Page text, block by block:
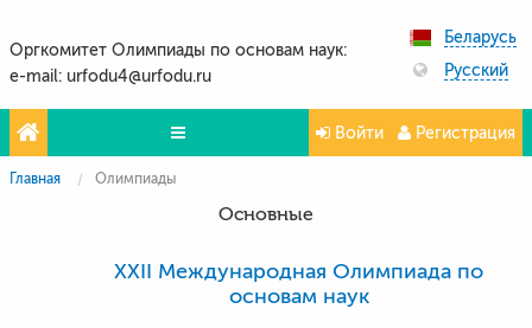
Оргкомитет Олимпиады по основам наук:
e-mail: urfodu4@urfodu.ru
Беларусь
Русский
Олимпиады
Войти Регистрация
Главная Олимпиады
Основные
XXII Международная Олимпиада по
основам наук